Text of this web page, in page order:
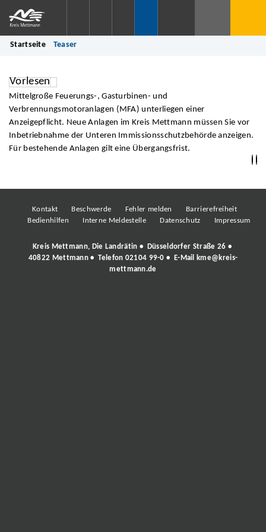
Startseite Teaser
Vorlesen
Mittelgroße Feuerungs-, Gasturbinen- und
Verbrennungsmotoranlagen (MFA) unterliegen einer
Anzeigepflicht. Neue Anlagen im Kreis Mettmann müssen Sie vor
Inbetriebnahme der Unteren Immissionsschutzbehörde anzeigen.
Für bestehende Anlagen gilt eine Übergangsfrist.
Kontakt Beschwerde Fehler melden
Barrierefreiheit
Bedienhilfen
Interne Meldestelle Datenschutz Impressum
Kreis Mettmann, Die Landrätin • Düsseldorfer Straße 26 •
40822 Mettmann • Telefon 02104 99-0 • E-Mail
kme@kreis-
mettmann.de